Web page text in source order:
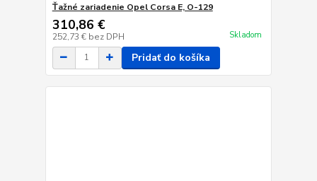
Ťažné zariadenie Opel Corsa E, O-129
310,86 €
252,73 € bez DPH Skladom
Pridať do košíka